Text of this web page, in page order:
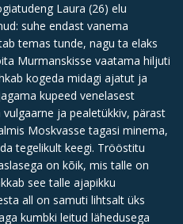
Laura (26) elu
suhe endast vanema
temas tunde, nagu ta elaks
Murmanskisse vaatama hiljuti
kogeda midagi ajatut ja
kupeed venelasest
ja pealetükkiv, pärast
Moskvasse tagasi minema,
tegelikult keegi. Trööstitu
on kõik, mis talle on
see talle ajapikku
all on samuti lihtsalt üks
kumbki leitud lähedusega